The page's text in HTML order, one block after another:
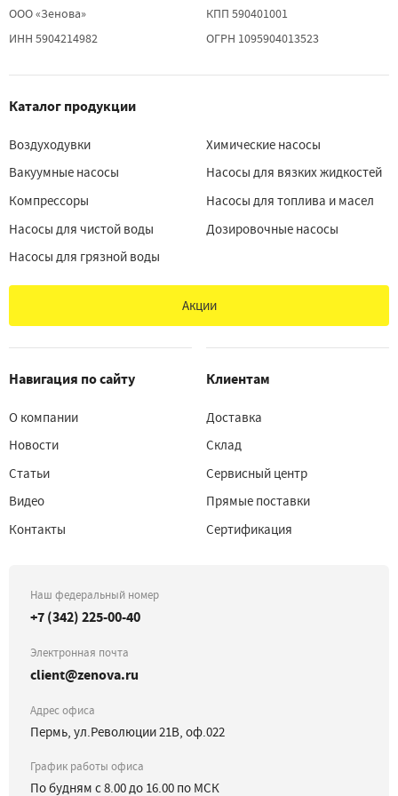
ООО «Зенова»
ИНН 5904214982
КПП 590401001
ОГРН 1095904013523
Каталог продукции
Воздуходувки
Вакуумные насосы
Компрессоры
Насосы для чистой воды
Насосы для грязной воды
Химические насосы
Насосы для вязких жидкостей
Насосы для топлива и масел
Дозировочные насосы
Акции
Навигация по сайту
О компании
Новости
Статьи
Видео
Контакты
Клиентам
Доставка
Склад
Сервисный центр
Прямые поставки
Сертификация
Наш федеральный номер
+7 (342) 225-00-40
Электронная почта
client@zenova.ru
Адрес офиса
Пермь, ул.Революции 21В, оф.022
График работы офиса
По будням с 8.00 до 16.00 по МСК